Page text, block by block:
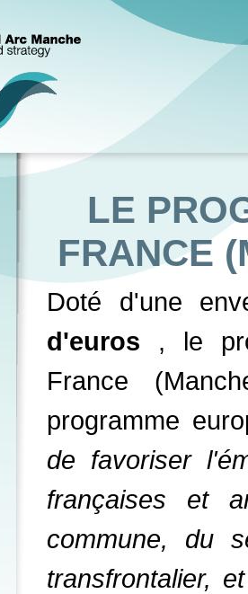
LE
FRANCE
Doté d'une
d'euros , le
France
programme
de favoriser
françaises et
commune, du
transfrontalier,